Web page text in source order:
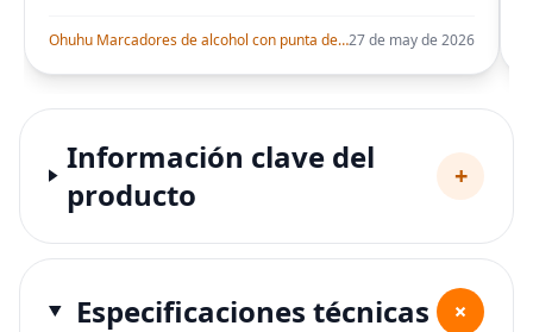
Ohuhu Marcadores de alcohol con punta de pincel – Juego de marcadores artísticos de doble punta con certificación AP para artistas adultos27 de may de 2026
Información clave del
producto
+
Especificaciones técnicas +